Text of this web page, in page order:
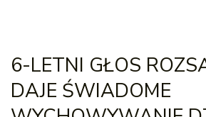
6-LETNI GŁOS
DAJE ŚWIADOME